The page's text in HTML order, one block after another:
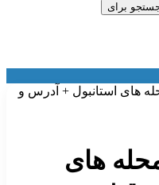
برای
های استانبول + آدرس و
های